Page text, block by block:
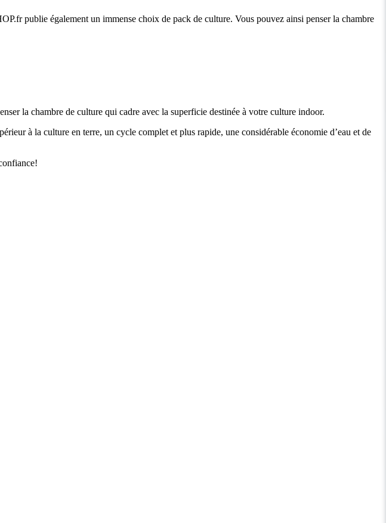
publie également un immense choix de pack de culture. Vous pouvez ainsi penser la chambre
la chambre de culture qui cadre avec la superficie destinée à votre culture indoor.
à la culture en terre, un cycle complet et plus rapide, une considérable économie d’eau et de